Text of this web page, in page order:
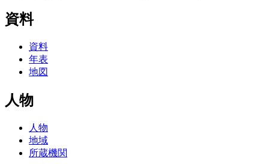
資料
資料
年表
地図
人物
人物
地域
所蔵機関